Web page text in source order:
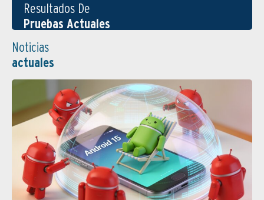
Resultados De
Pruebas Actuales
Noticias
actuales